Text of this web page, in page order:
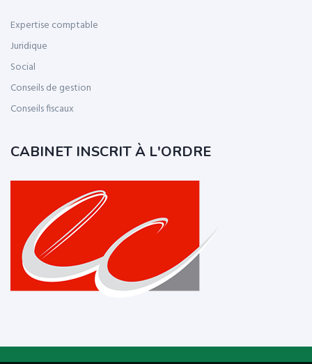
Expertise comptable
Juridique
Social
Conseils de gestion
Conseils fiscaux
CABINET INSCRIT À L'ORDRE